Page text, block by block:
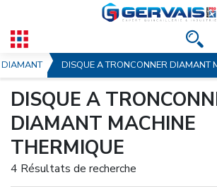
DIAMANT DISQUE A TRONCONNER DIAMANT
DISQUE A
DIAMANT MACHINE
THERMIQUE
4 Résultats de recherche